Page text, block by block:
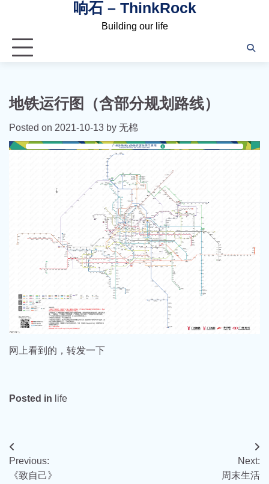
响石 – ThinkRock
Building our life
地铁运行图（含部分规划路线）
Posted on 2021-10-13 by 无棉
网上看到的，转发一下
Posted in life
文
章
Previous:
《致自己》
Next:
周末生活